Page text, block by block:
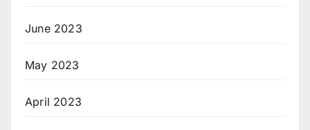
June 2023
May 2023
April 2023